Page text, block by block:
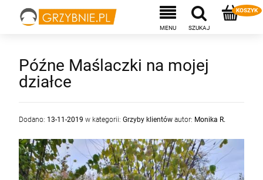
Późne Maślaczki na mojej
działce
Dodano: 13-11-2019 w kategorii: Grzyby klientów autor: Monika R.